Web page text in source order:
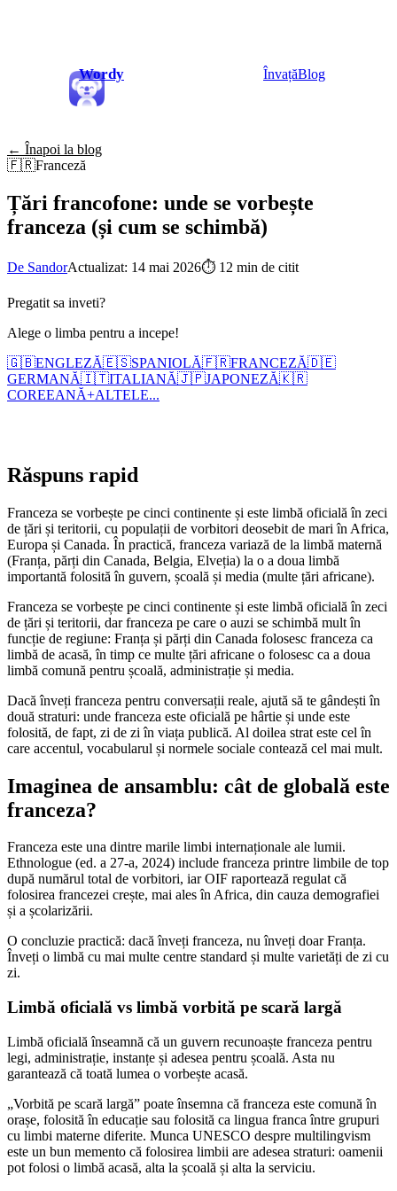
Wordy ÎnvațăBlog
← Înapoi la blog
🇫🇷Franceză
Țări francofone: unde se vorbește
franceza (și cum se schimbă)
De SandorActualizat: 14 mai 2026⏱ 12 min de citit
Pregatit sa inveti?
Alege o limba pentru a incepe!
🇬🇧ENGLEZĂ🇪🇸SPANIOLĂ🇫🇷FRANCEZĂ🇩🇪
GERMANĂ🇮🇹ITALIANĂ🇯🇵JAPONEZĂ🇰🇷
COREEANĂ+ALTELE...
Răspuns rapid
Franceza se vorbește pe cinci continente și este limbă oficială în zeci
de țări și teritorii, cu populații de vorbitori deosebit de mari în Africa,
Europa și Canada. În practică, franceza variază de la limbă maternă
(Franța, părți din Canada, Belgia, Elveția) la o a doua limbă
importantă folosită în guvern, școală și media (multe țări africane).
Franceza se vorbește pe cinci continente și este limbă oficială în zeci
de țări și teritorii, dar franceza pe care o auzi se schimbă mult în
funcție de regiune: Franța și părți din Canada folosesc franceza ca
limbă de acasă, în timp ce multe țări africane o folosesc ca a doua
limbă comună pentru școală, administrație și media.
Dacă înveți franceza pentru conversații reale, ajută să te gândești în
două straturi: unde franceza este oficială pe hârtie și unde este
folosită, de fapt, zi de zi în viața publică. Al doilea strat este cel în
care accentul, vocabularul și normele sociale contează cel mai mult.
Imaginea de ansamblu: cât de globală este
franceza?
Franceza este una dintre marile limbi internaționale ale lumii.
Ethnologue (ed. a 27-a, 2024) include franceza printre limbile de top
după numărul total de vorbitori, iar OIF raportează regulat că
folosirea francezei crește, mai ales în Africa, din cauza demografiei
și a școlarizării.
O concluzie practică: dacă înveți franceza, nu înveți doar Franța.
Înveți o limbă cu mai multe centre standard și multe varietăți de zi cu
zi.
Limbă oficială vs limbă vorbită pe scară largă
Limbă oficială înseamnă că un guvern recunoaște franceza pentru
legi, administrație, instanțe și adesea pentru școală. Asta nu
garantează că toată lumea o vorbește acasă.
„Vorbită pe scară largă” poate însemna că franceza este comună în
orașe, folosită în educație sau folosită ca lingua franca între grupuri
cu limbi materne diferite. Munca UNESCO despre multilingvism
este un bun memento că folosirea limbii are adesea straturi: oamenii
pot folosi o limbă acasă, alta la școală și alta la serviciu.